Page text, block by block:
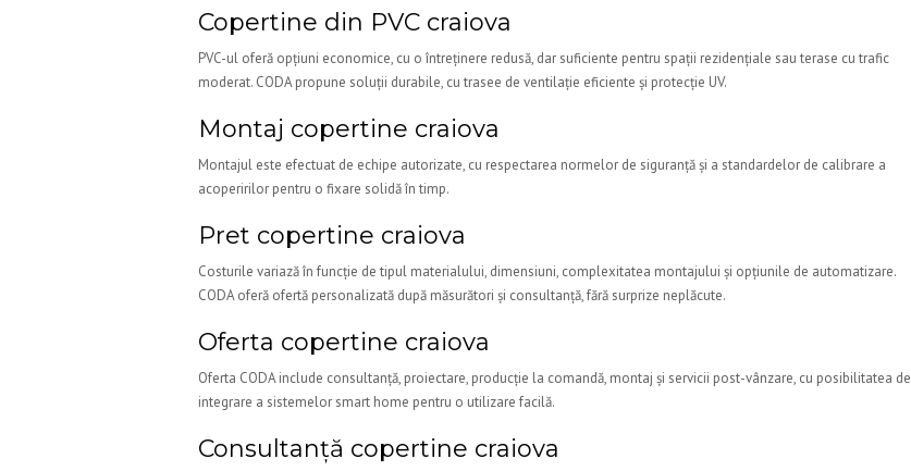
Copertine din PVC craiova
PVC-ul oferă opțiuni economice, cu o întreținere redusă, dar suficiente pentru spații rezidențiale sau terase cu trafic
moderat. CODA propune soluții durabile, cu trasee de ventilație eficiente și protecție UV.
Montaj copertine craiova
Montajul este efectuat de echipe autorizate, cu respectarea normelor de siguranță și a standardelor de calibrare a
acoperirilor pentru o fixare solidă în timp.
Pret copertine craiova
Costurile variază în funcție de tipul materialului, dimensiuni, complexitatea montajului și opțiunile de automatizare.
CODA oferă ofertă personalizată după măsurători și consultanță, fără surprize neplăcute.
Oferta copertine craiova
Oferta CODA include consultanță, proiectare, producție la comandă, montaj și servicii post-vânzare, cu posibilitatea de
integrare a sistemelor smart home pentru o utilizare facilă.
Consultanță copertine craiova